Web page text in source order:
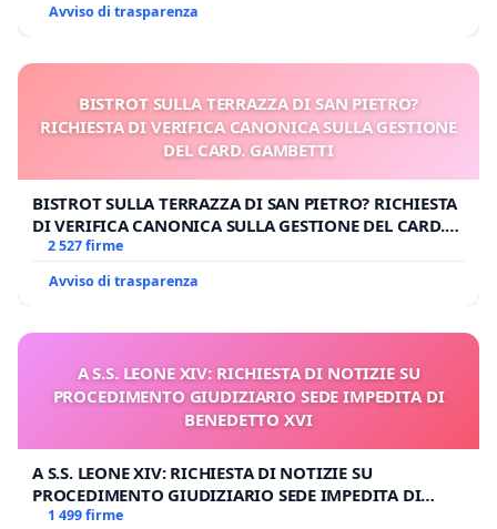
Avviso di trasparenza
BISTROT SULLA TERRAZZA DI SAN PIETRO?
RICHIESTA DI VERIFICA CANONICA SULLA GESTIONE
DEL CARD. GAMBETTI
BISTROT SULLA TERRAZZA DI SAN PIETRO? RICHIESTA
DI VERIFICA CANONICA SULLA GESTIONE DEL CARD.
GAMBETTI
2 527 firme
Avviso di trasparenza
A S.S. LEONE XIV: RICHIESTA DI NOTIZIE SU
PROCEDIMENTO GIUDIZIARIO SEDE IMPEDITA DI
BENEDETTO XVI
A S.S. LEONE XIV: RICHIESTA DI NOTIZIE SU
PROCEDIMENTO GIUDIZIARIO SEDE IMPEDITA DI
BENEDETTO XVI
1 499 firme